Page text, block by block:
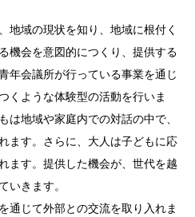
地域の現状を知り、地域に根付く
機会を意図的につくり、提供する
年会議所が行っている事業を通じ
くような体験型の活動を行いま
は地域や家庭内での対話の中で、
ます。さらに、大人は子どもに応
ます。提供した機会が、世代を越
いきます。
通じて外部との交流を取り入れま